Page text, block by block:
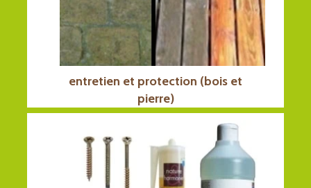
entretien et protection (bois et
pierre)